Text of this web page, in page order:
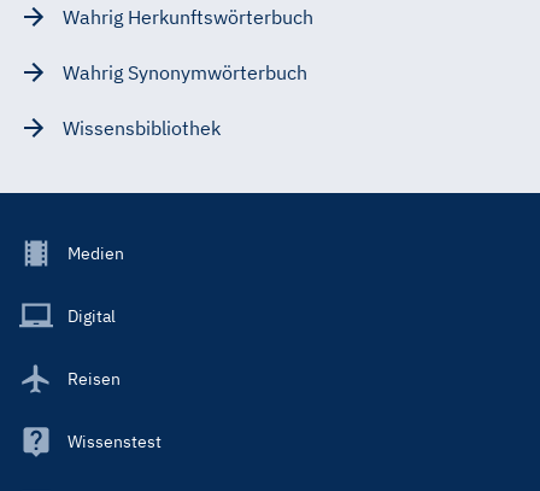
Wahrig Herkunftswörterbuch
Wahrig Synonymwörterbuch
Wissensbibliothek
Footer
Main
Medien
Digital
Reisen
Wissenstest